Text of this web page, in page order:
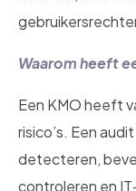
Waarom heeft
Een KMO heeft
risico’s. Een
detecteren,
controleren en